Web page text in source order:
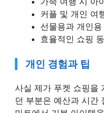
커플 및 개인 여
선물용과 개인
효율적인 쇼핑
개인 경험과 팁
던 부분은 예산과 시간
마트에서 기본 아이템